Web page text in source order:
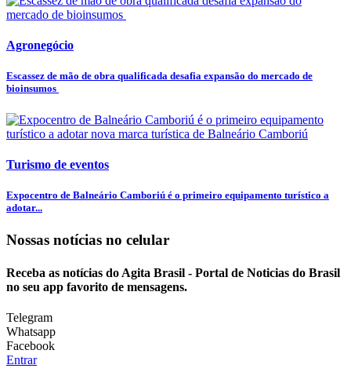
Agronegócio
Escassez de mão de obra qualificada desafia expansão do mercado de
bioinsumos
Turismo de eventos
Expocentro de Balneário Camboriú é o primeiro equipamento turístico a
adotar...
Nossas notícias no celular
Receba as notícias do Agita Brasil - Portal de Noticias do Brasil
no seu app favorito de mensagens.
Telegram
Whatsapp
Facebook
Entrar